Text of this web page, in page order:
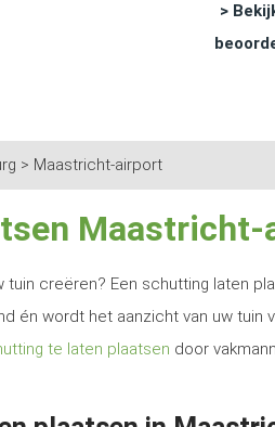
>
> Maastricht-airport
tuin creëren? Een schutting laten
én wordt het aanzicht van uw
te laten plaatsen door